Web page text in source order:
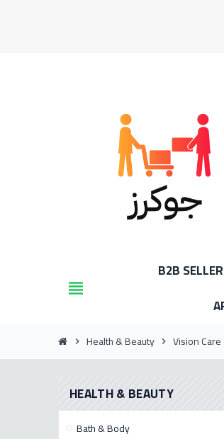
view_headline
B2B
chevron_right Health & Beauty chevron_right Vision Care
HEALTH & BEAUTY
Bath & Body